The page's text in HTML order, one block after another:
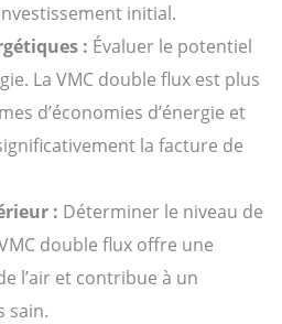
initial.
: Évaluer le potentiel
La VMC double flux est plus
d’économies d’énergie et
la facture de
: Déterminer le niveau de
double flux offre une
l’air et contribue à un
sain.